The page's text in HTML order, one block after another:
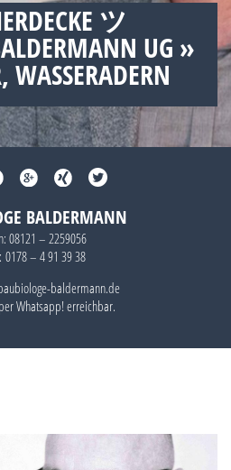
ツ
UG »
WASSERADERN
BALDERMANN
08121 – 2259056
0178 – 4 91 39 38
baldermann.de
Whatsapp!erreichbar.